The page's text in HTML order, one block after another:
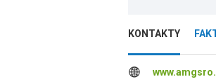
KONTAKTY